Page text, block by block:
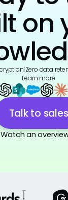
on
Zero data
Learn more
Talk to sales
Watch an